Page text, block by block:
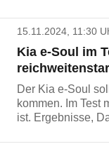
15.11.2024, 11:30
Kia e-Soul im
Der Kia e-Soul
kommen. Im Test
ist. Ergebnisse,